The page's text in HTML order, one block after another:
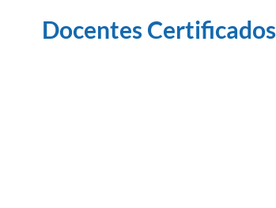
Docentes Certificados